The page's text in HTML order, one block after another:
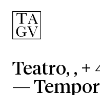
Teatro, , +
—